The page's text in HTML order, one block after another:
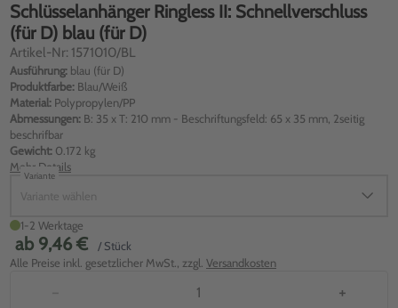
Schlüsselanhänger Ringless II: Schnellverschluss
(für D) blau (für D)
Artikel-Nr: 1571010/BL
Ausführung: blau (für D)
Produktfarbe: Blau/Weiß
Material: Polypropylen/PP
Abmessungen: B: 35 x T: 210 mm - Beschriftungsfeld: 65 x 35 mm, 2seitig
beschrifbar
Gewicht: 0.172 kg
Mehr Details
Variante
Variante wählen
1-2 Werktage
ab 9,46 €
/ Stück
Alle Preise inkl. gesetzlicher MwSt., zzgl. Versandkosten
− +